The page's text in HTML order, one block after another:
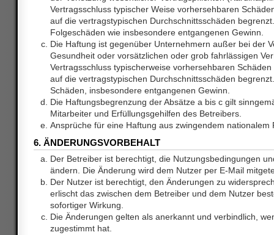
Vertragsschluss typischer Weise vorhersehbaren
auf die vertragstypischen Durchschnittsschäden
Folgeschäden wie insbesondere entgangenen Gewinn.
Die Haftung ist gegenüber Unternehmern außer bei der
Gesundheit oder vorsätzlichen oder grob fahrlässigen
Vertragsschluss typischerweise vorhersehbaren
auf die vertragstypischen Durchschnittsschäden
Schäden, insbesondere entgangenen Gewinn.
Die Haftungsbegrenzung der Absätze a bis c gilt
Mitarbeiter und Erfüllungsgehilfen des Betreibers.
Ansprüche für eine Haftung aus zwingendem nationalem
6. ÄNDERUNGSVORBEHALT
Der Betreiber ist berechtigt, die Nutzungsbedingungen
ändern. Die Änderung wird dem Nutzer per E-Mail
Der Nutzer ist berechtigt, den Änderungen zu
erlischt das zwischen dem Betreiber und dem Nutzer
sofortiger Wirkung.
Die Änderungen gelten als anerkannt und verbindlich,
zugestimmt hat.